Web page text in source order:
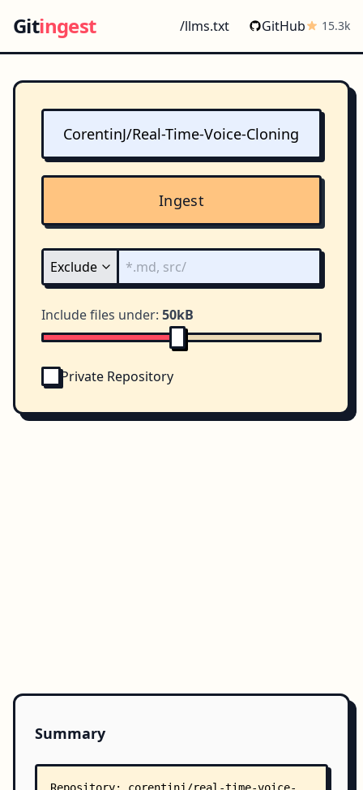
Gitingest /llms.txt GitHub 15.3k
Ingest
Include files under: 50kB
Private Repository
Summary